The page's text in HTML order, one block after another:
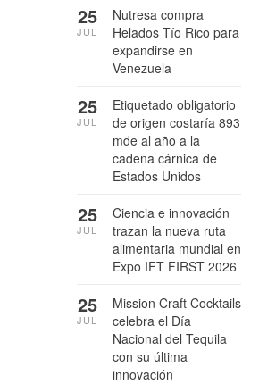
Nutresa compra
Helados Tío Rico para
expandirse en
Venezuela
25
JUL
Etiquetado obligatorio
de origen costaría 893
mde al año a la
cadena cárnica de
Estados Unidos
25
JUL
Ciencia e innovación
trazan la nueva ruta
alimentaria mundial en
Expo IFT FIRST 2026
25
JUL
Mission Craft Cocktails
celebra el Día
Nacional del Tequila
con su última
innovación
25
JUL